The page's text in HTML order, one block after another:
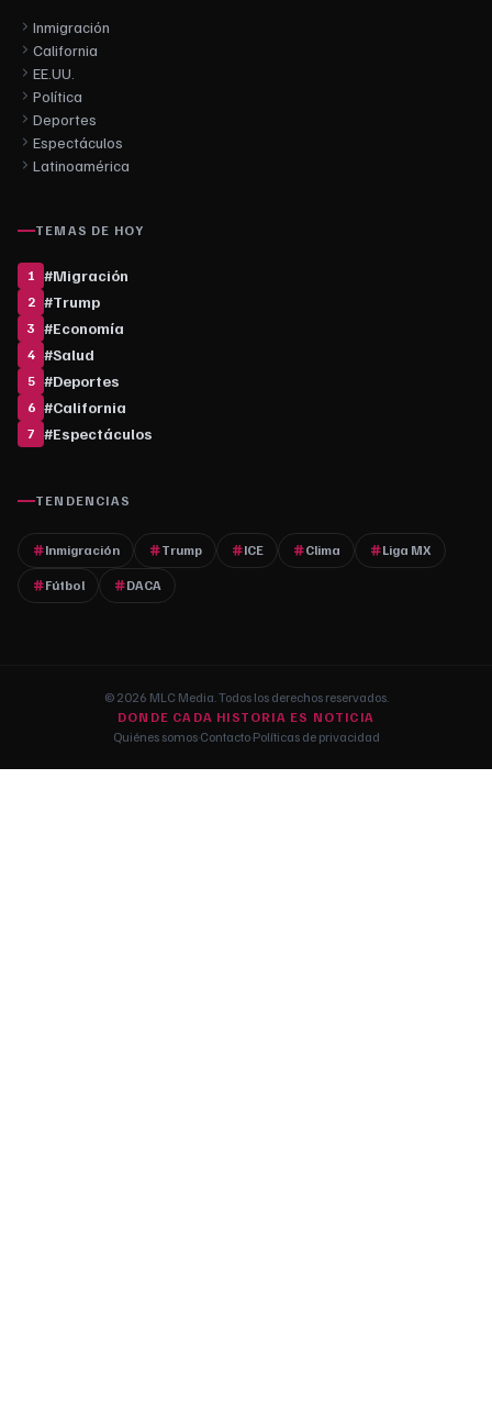
Inmigración
California
EE.UU.
Política
Deportes
Espectáculos
Latinoamérica
TEMAS DE HOY
1 #Migración
2 #Trump
3 #Economía
4 #Salud
5 #Deportes
6 #California
7 #Espectáculos
TENDENCIAS
Inmigración Trump ICE Clima Liga MX
Fútbol DACA
© 2026 MLC Media. Todos los derechos reservados.
DONDE CADA HISTORIA ES NOTICIA
Quiénes somos·Contacto·Políticas de privacidad